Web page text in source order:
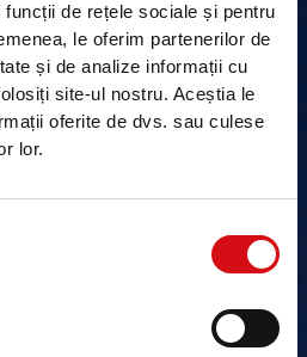
de rețele sociale și pentru
le oferim partenerilor de
și de analize informații cu
site-ul nostru. Aceștia le
oferite de dvs. sau culese
lor.